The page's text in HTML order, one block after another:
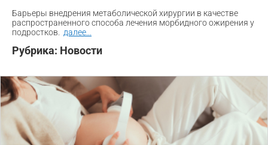
Барьеры внедрения метаболической хирургии в качестве
распространенного способа лечения морбидного ожирения у
подростков.
далее
Рубрика: Новости